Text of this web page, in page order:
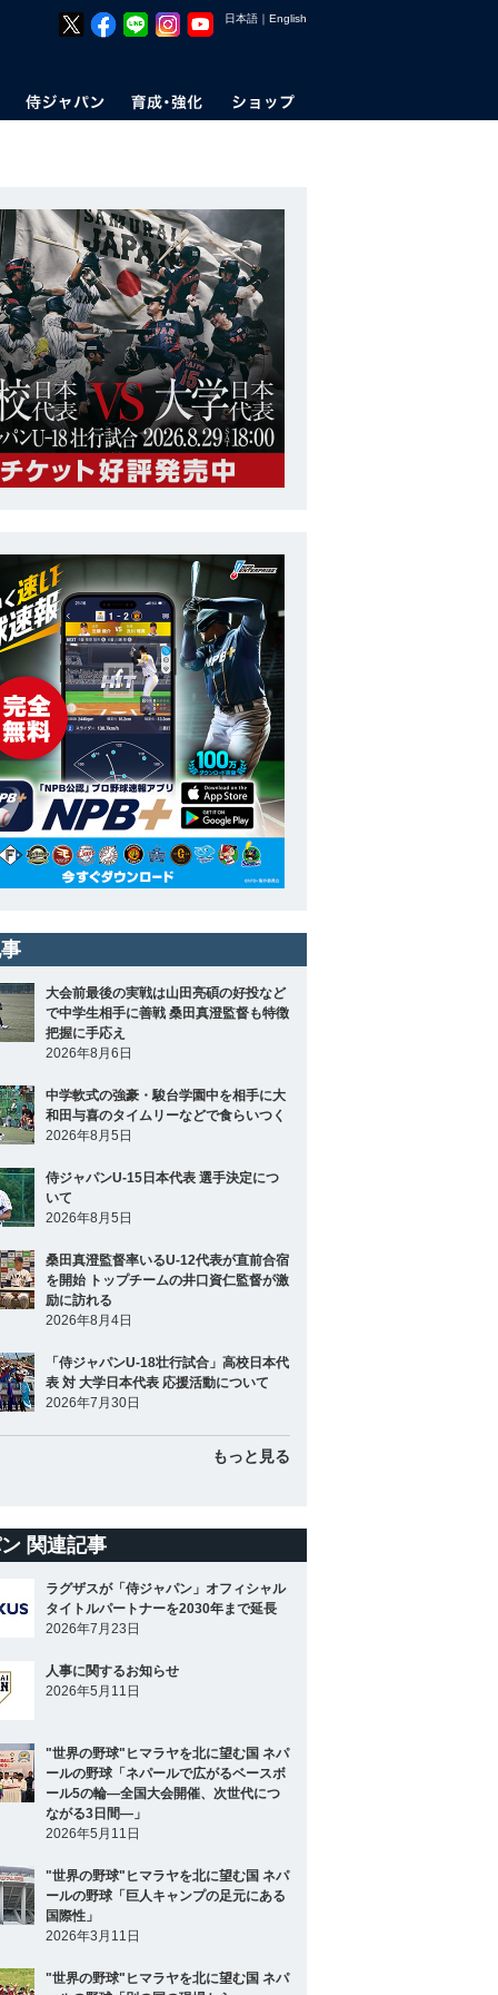
日本語 ｜ English
大会前最後の実戦は山田亮碩の好投など
で中学生相手に善戦 桑田真澄監督も特徴
把握に手応え
2026年8月6日
中学軟式の強豪・駿台学園中を相手に大
和田与喜のタイムリーなどで食らいつく
2026年8月5日
侍ジャパンU-15日本代表 選手決定につ
いて
2026年8月5日
桑田真澄監督率いるU-12代表が直前合宿
を開始 トップチームの井口資仁監督が激
励に訪れる
2026年8月4日
「侍ジャパンU-18壮行試合」高校日本代
表 対 大学日本代表 応援活動について
2026年7月30日
もっと見る
関連記事
ラグザスが「侍ジャパン」オフィシャル
タイトルパートナーを2030年まで延長
2026年7月23日
人事に関するお知らせ
2026年5月11日
"世界の野球"ヒマラヤを北に望む国 ネパ
ールの野球「ネパールで広がるベースボ
ール5の輪―全国大会開催、次世代につ
ながる3日間―」
2026年5月11日
"世界の野球"ヒマラヤを北に望む国 ネパ
ールの野球「巨人キャンプの足元にある
国際性」
2026年3月11日
"世界の野球"ヒマラヤを北に望む国 ネパ